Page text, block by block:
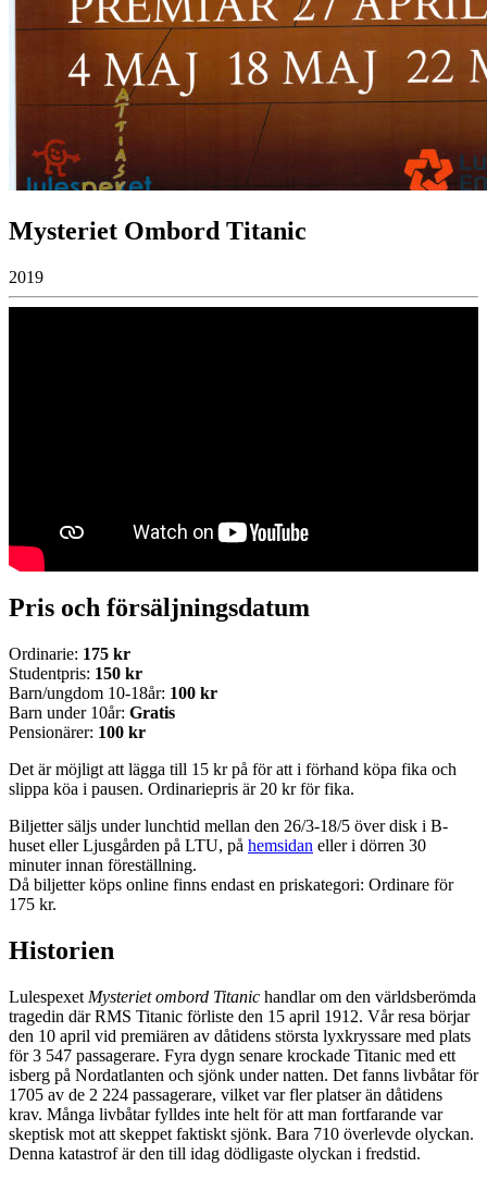
Mysteriet Ombord Titanic
2019
Pris och försäljningsdatum
Ordinarie: 175 kr
Studentpris: 150 kr
Barn/ungdom 10-18år: 100 kr
Barn under 10år: Gratis
Pensionärer: 100 kr
Det är möjligt att lägga till 15 kr på för att i förhand köpa fika och
slippa köa i pausen. Ordinariepris är 20 kr för fika.
Biljetter säljs under lunchtid mellan den 26/3-18/5 över disk i B-
huset eller Ljusgården på LTU, på hemsidan eller i dörren 30
minuter innan föreställning.
Då biljetter köps online finns endast en priskategori: Ordinare för
175 kr.
Historien
Lulespexet Mysteriet ombord Titanic handlar om den världsberömda
tragedin där RMS Titanic förliste den 15 april 1912. Vår resa börjar
den 10 april vid premiären av dåtidens största lyxkryssare med plats
för 3 547 passagerare. Fyra dygn senare krockade Titanic med ett
isberg på Nordatlanten och sjönk under natten. Det fanns livbåtar för
1705 av de 2 224 passagerare, vilket var fler platser än dåtidens
krav. Många livbåtar fylldes inte helt för att man fortfarande var
skeptisk mot att skeppet faktiskt sjönk. Bara 710 överlevde olyckan.
Denna katastrof är den till idag dödligaste olyckan i fredstid.